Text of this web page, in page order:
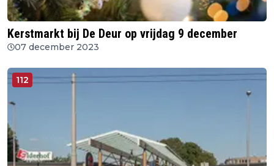
Kerstmarkt bij De Deur op vrijdag 9 december
07 december 2023
112